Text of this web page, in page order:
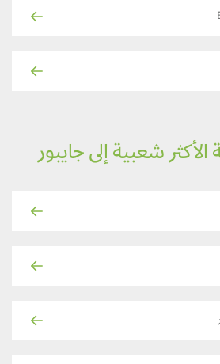
الأكثر شعبية إلى جايبور